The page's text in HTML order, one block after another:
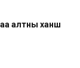
алтны ханш